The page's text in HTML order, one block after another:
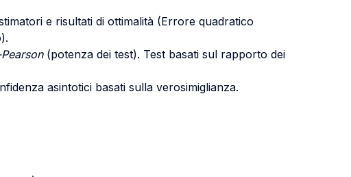
e risultati di ottimalità (Errore quadratico
(potenza dei test). Test basati sul rapporto dei
asintotici basati sulla verosimiglianza.